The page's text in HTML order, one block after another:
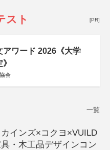
スト [PR]
アワード 2026《大学
会
一覧
カインズ×コクヨ×VUILD
・木工品デザインコン